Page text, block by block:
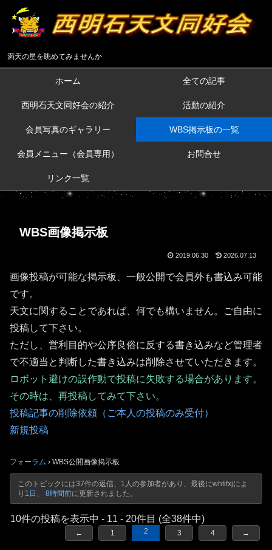
満天の星を眺めてみませんか
ホーム 全ての記事
西明石天文同好会の紹介 活動の紹介
会員写真のギャラリー WBS掲示板の一覧
会員メニュー（会員専用） お問合せ
リンク一覧
WBS画像掲示板
2019.06.30 2026.07.13
画像投稿が可能な掲示板、一般公開で会員外も書込み可能
です。
天文に関することであれば、何でも構いません。ご自由に
投稿して下さい。
ただし、営利目的や公序良俗に反する書き込みなど管理者
で不適当と判断した書き込みは削除させていただきます。
ロボット避けの誤作動で投稿に失敗する場合があります。
その時は、再投稿してみて下さい。
投稿記事の削除依頼（ご本人の投稿のみ受付）
新規投稿
フォーラム › WBS公開画像掲示板
このトピックには37件の返信、1人の参加者があり、最後にwhtifxjによ
り 1日、 8時間前に更新されました。
10件の投稿を表示中 - 11 - 20件目 (全38件中)
← 1 2 3 4 →